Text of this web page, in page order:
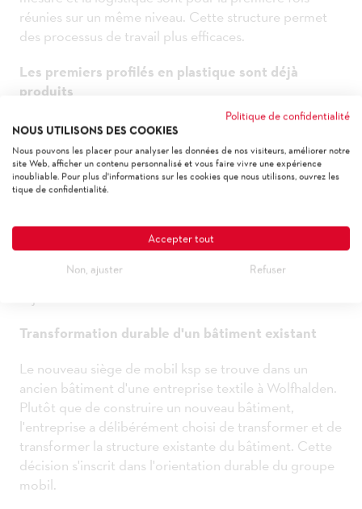
réunies sur un même niveau. Cette structure permet
des processus de travail plus efficaces.
Les premiers profilés en plastique sont déjà
produits
Le démarrage réussi de la production marque une
étape importante pour mobil ksp. Peu après le
déménagement, les premiers profilés en plastique ont
déjà pu être fabriqués.
travail modernes, de processus optimisés ainsi que
lac de Constance et un espace extérieur pour les
Transformation durable d'un bâtiment existant
Le nouveau siège de mobil ksp se trouve dans un
ancien bâtiment d'une entreprise textile à Wolfhalden.
Plutôt que de construire un nouveau bâtiment,
l'entreprise a délibérément choisi de transformer et de
transformer la structure existante du bâtiment. Cette
décision s'inscrit dans l'orientation durable du groupe
mobil.
Politique de confidentialité
NOUS UTILISONS DES COOKIES
Nous pouvons les placer pour analyser les données de nos visiteurs, améliorer notre
site Web, afficher un contenu personnalisé et vous faire vivre une expérience
inoubliable. Pour plus d'informations sur les cookies que nous utilisons, ouvrez les
tique de confidentialité.
Accepter tout
Non, ajuster Refuser